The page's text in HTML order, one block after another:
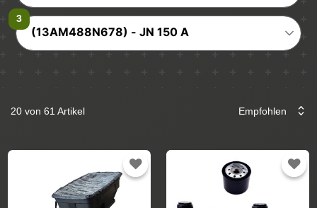
(13AM488N678) - JN 150 A
20 von 61 Artikel